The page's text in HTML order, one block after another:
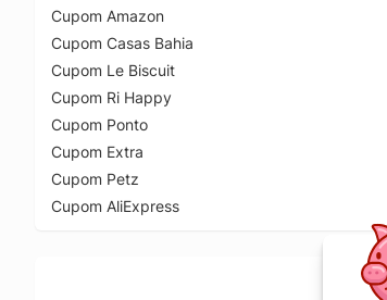
Cupom Amazon
Cupom Casas Bahia
Cupom Le Biscuit
Cupom Ri Happy
Cupom Ponto
Cupom Extra
Cupom Petz
Cupom AliExpress